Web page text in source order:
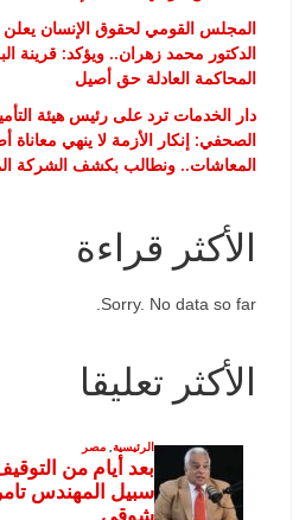
المجلس القومي لحقوق الإنسان يعلن
الدكتور محمد زهران.. ويؤكد: قرينة
المحاكمة العادلة حق أصيل
دار الخدمات ترد على رئيس هيئة
الصحفي: إنكار الأزمة لا ينهي معاناة
المعاشات.. ونطالب بكشف الشركة
الأكثر قراءة
Sorry. No data so far.
الأكثر تعليقا